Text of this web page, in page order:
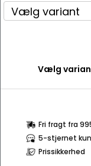
Vælg
Fri fragt fra
5-stjernet
Prissikkerhed